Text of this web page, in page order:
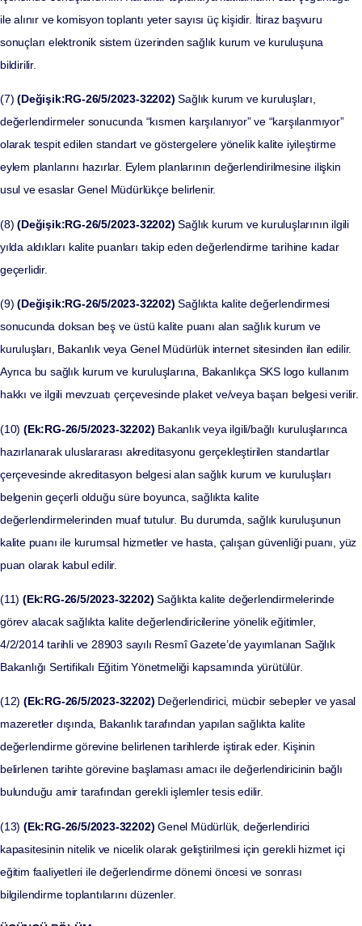
ile alınır ve komisyon toplantı yeter sayısı üç kişidir. İtiraz başvuru
sonuçları elektronik sistem üzerinden sağlık kurum ve kuruluşuna
bildirilir.
(7)(Değişik:RG-26/5/2023-32202) Sağlık kurum ve kuruluşları,
değerlendirmeler sonucunda “kısmen karşılanıyor” ve “karşılanmıyor”
olarak tespit edilen standart ve göstergelere yönelik kalite iyileştirme
eylem planlarını hazırlar. Eylem planlarının değerlendirilmesine ilişkin
usul ve esaslar Genel Müdürlükçe belirlenir.
(8)(Değişik:RG-26/5/2023-32202)Sağlık kurum ve kuruluşlarının ilgili
yılda aldıkları kalite puanları takip eden değerlendirme tarihine kadar
geçerlidir.
(9)(Değişik:RG-26/5/2023-32202)Sağlıkta kalite değerlendirmesi
sonucunda doksan beş ve üstü kalite puanı alan sağlık kurum ve
kuruluşları, Bakanlık veya Genel Müdürlük internet sitesinden ilan edilir.
Ayrıca bu sağlık kurum ve kuruluşlarına, Bakanlıkça SKS logo kullanım
hakkı ve ilgili mevzuatı çerçevesinde plaket ve/veya başarı belgesi verilir.
(10) (Ek:RG-26/5/2023-32202) Bakanlık veya ilgili/bağlı kuruluşlarınca
hazırlanarak uluslararası akreditasyonu gerçekleştirilen standartlar
çerçevesinde akreditasyon belgesi alan sağlık kurum ve kuruluşları
belgenin geçerli olduğu süre boyunca, sağlıkta kalite
değerlendirmelerinden muaf tutulur. Bu durumda, sağlık kuruluşunun
kalite puanı ile kurumsal hizmetler ve hasta, çalışan güvenliği puanı, yüz
puan olarak kabul edilir.
(11) (Ek:RG-26/5/2023-32202) Sağlıkta kalite değerlendirmelerinde
görev alacak sağlıkta kalite değerlendiricilerine yönelik eğitimler,
4/2/2014 tarihli ve 28903 sayılı Resmî Gazete’de yayımlanan Sağlık
Bakanlığı Sertifikalı Eğitim Yönetmeliği kapsamında yürütülür.
(12) (Ek:RG-26/5/2023-32202) Değerlendirici, mücbir sebepler ve yasal
mazeretler dışında, Bakanlık tarafından yapılan sağlıkta kalite
değerlendirme görevine belirlenen tarihlerde iştirak eder. Kişinin
belirlenen tarihte görevine başlaması amacı ile değerlendiricinin bağlı
bulunduğu amir tarafından gerekli işlemler tesis edilir.
(13) (Ek:RG-26/5/2023-32202) Genel Müdürlük, değerlendirici
kapasitesinin nitelik ve nicelik olarak geliştirilmesi için gerekli hizmet içi
eğitim faaliyetleri ile değerlendirme dönemi öncesi ve sonrası
bilgilendirme toplantılarını düzenler.